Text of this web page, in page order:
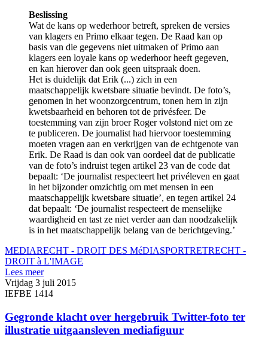
Beslissing
Wat de kans op wederhoor betreft, spreken de versies
van klagers en Primo elkaar tegen. De Raad kan op
basis van die gegevens niet uitmaken of Primo aan
klagers een loyale kans op wederhoor heeft gegeven,
en kan hierover dan ook geen uitspraak doen.
Het is duidelijk dat Erik (...) zich in een
maatschappelijk kwetsbare situatie bevindt. De foto’s,
genomen in het woonzorgcentrum, tonen hem in zijn
kwetsbaarheid en behoren tot de privésfeer. De
toestemming van zijn broer Roger volstond niet om ze
te publiceren. De journalist had hiervoor toestemming
moeten vragen aan en verkrijgen van de echtgenote van
Erik. De Raad is dan ook van oordeel dat de publicatie
van de foto’s indruist tegen artikel 23 van de code dat
bepaalt: ‘De journalist respecteert het privéleven en gaat
in het bijzonder omzichtig om met mensen in een
maatschappelijk kwetsbare situatie’, en tegen artikel 24
dat bepaalt: ‘De journalist respecteert de menselijke
waardigheid en tast ze niet verder aan dan noodzakelijk
is in het maatschappelijk belang van de berichtgeving.’
MEDIARECHT - DROIT DES MéDIASPORTRETRECHT -
DROIT à L'IMAGE
Lees meer
Vrijdag 3 juli 2015
IEFBE 1414
Gegronde klacht over hergebruik Twitter-foto ter
illustratie uitgaansleven mediafiguur